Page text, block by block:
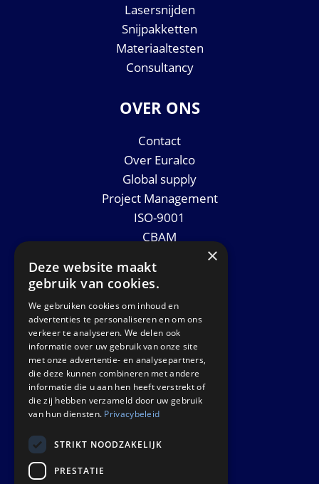
Lasersnijden
Snijpakketten
Materiaaltesten
Consultancy
OVER ONS
Contact
Over Euralco
Global supply
Project Management
ISO-9001
CBAM
Nieuws
GET IN TOUCH
Euralco Europe B.V.
Zinkstraat 24 - E9451
4823 AD Breda
The Netherlands
×
Deze website maakt
gebruik van cookies.
We gebruiken cookies om inhoud en
advertenties te personaliseren en om ons
verkeer te analyseren. We delen ook
informatie over uw gebruik van onze site
met onze advertentie- en analysepartners,
die deze kunnen combineren met andere
informatie die u aan hen heeft verstrekt of
die zij hebben verzameld door uw gebruik
van hun diensten. Privacybeleid
STRIKT NOODZAKELIJK
PRESTATIE